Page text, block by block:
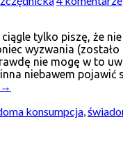
tylko piszę, że
wyzwania
nie mogę w to
niebawem pojawić
→
konsumpcja,